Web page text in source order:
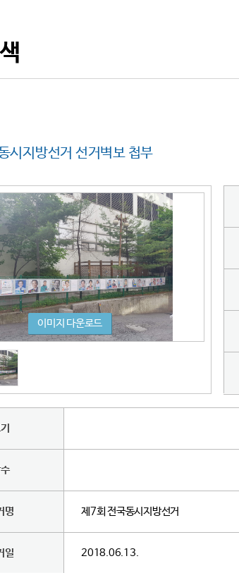
시지방선거 선거벽보 첩부
이미지 다운로드
명 제7회 전국동시지방선거
일 2018.06.13.